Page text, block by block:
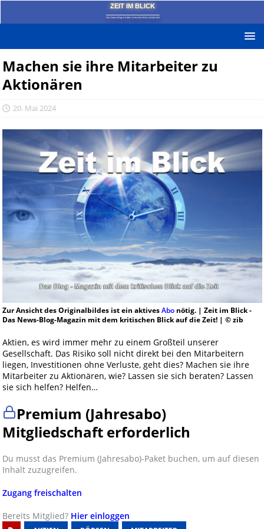
ZEIT IM BLICK
Das News-Blog mit dem kritischen Blick auf die Zeit!
Machen sie ihre Mitarbeiter zu
Aktionären
20. Mai 2024
Zur Ansicht des Originalbildes ist ein aktivesAbonötig. | Zeit im Blick -
Das News-Blog-Magazin mit dem kritischen Blick auf die Zeit! | © zib
Aktien, es wird immer mehr zu einem Großteil unserer
Gesellschaft. Das Risiko soll nicht direkt bei den Mitarbeitern
liegen, Investitionen ohne Verluste, geht dies? Machen sie ihre
Mitarbeiter zu Aktionären, wie? Lassen sie sich beraten? Lassen
sie sich helfen? Helfen…
Premium (Jahresabo)
Mitgliedschaft erforderlich
Du musst das Premium (Jahresabo)-Paket buchen, um auf diesen
Inhalt zuzugreifen.
Zugang freischalten
Bereits Mitglied? Hier einloggen